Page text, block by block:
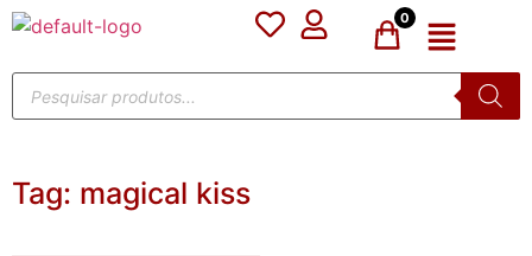
0
Tag: magical kiss